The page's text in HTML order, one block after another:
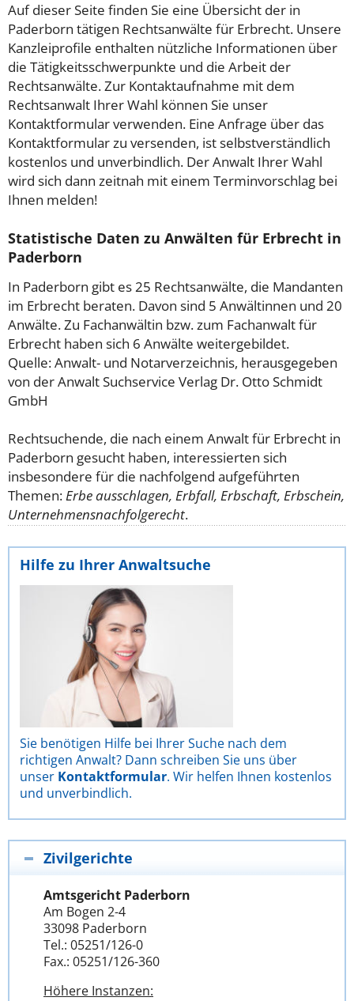
Auf dieser Seite finden Sie eine Übersicht der in
Paderborn tätigen Rechtsanwälte für Erbrecht. Unsere
Kanzleiprofile enthalten nützliche Informationen über
die Tätigkeitsschwerpunkte und die Arbeit der
Rechtsanwälte. Zur Kontaktaufnahme mit dem
Rechtsanwalt Ihrer Wahl können Sie unser
Kontaktformular verwenden. Eine Anfrage über das
Kontaktformular zu versenden, ist selbstverständlich
kostenlos und unverbindlich. Der Anwalt Ihrer Wahl
wird sich dann zeitnah mit einem Terminvorschlag bei
Ihnen melden!
Statistische Daten zu Anwälten für Erbrecht in
Paderborn
In Paderborn gibt es 25 Rechtsanwälte, die Mandanten
im Erbrecht beraten. Davon sind 5 Anwältinnen und 20
Anwälte. Zu Fachanwältin bzw. zum Fachanwalt für
Erbrecht haben sich 6 Anwälte weitergebildet.
Quelle: Anwalt- und Notarverzeichnis, herausgegeben
von der Anwalt Suchservice Verlag Dr. Otto Schmidt
GmbH
Rechtsuchende, die nach einem Anwalt für Erbrecht in
Paderborn gesucht haben, interessierten sich
insbesondere für die nachfolgend aufgeführten
Themen:Erbe ausschlagen, Erbfall, Erbschaft, Erbschein,
Unternehmensnachfolgerecht.
Hilfe zu Ihrer Anwaltsuche
Sie benötigen Hilfe bei Ihrer Suche nach dem
richtigen Anwalt? Dann schreiben Sie uns über
unser Kontaktformular. Wir helfen Ihnen kostenlos
und unverbindlich.
Zivilgerichte
Amtsgericht Paderborn
Am Bogen 2-4
33098 Paderborn
Tel.: 05251/126-0
Fax.: 05251/126-360
Höhere Instanzen: